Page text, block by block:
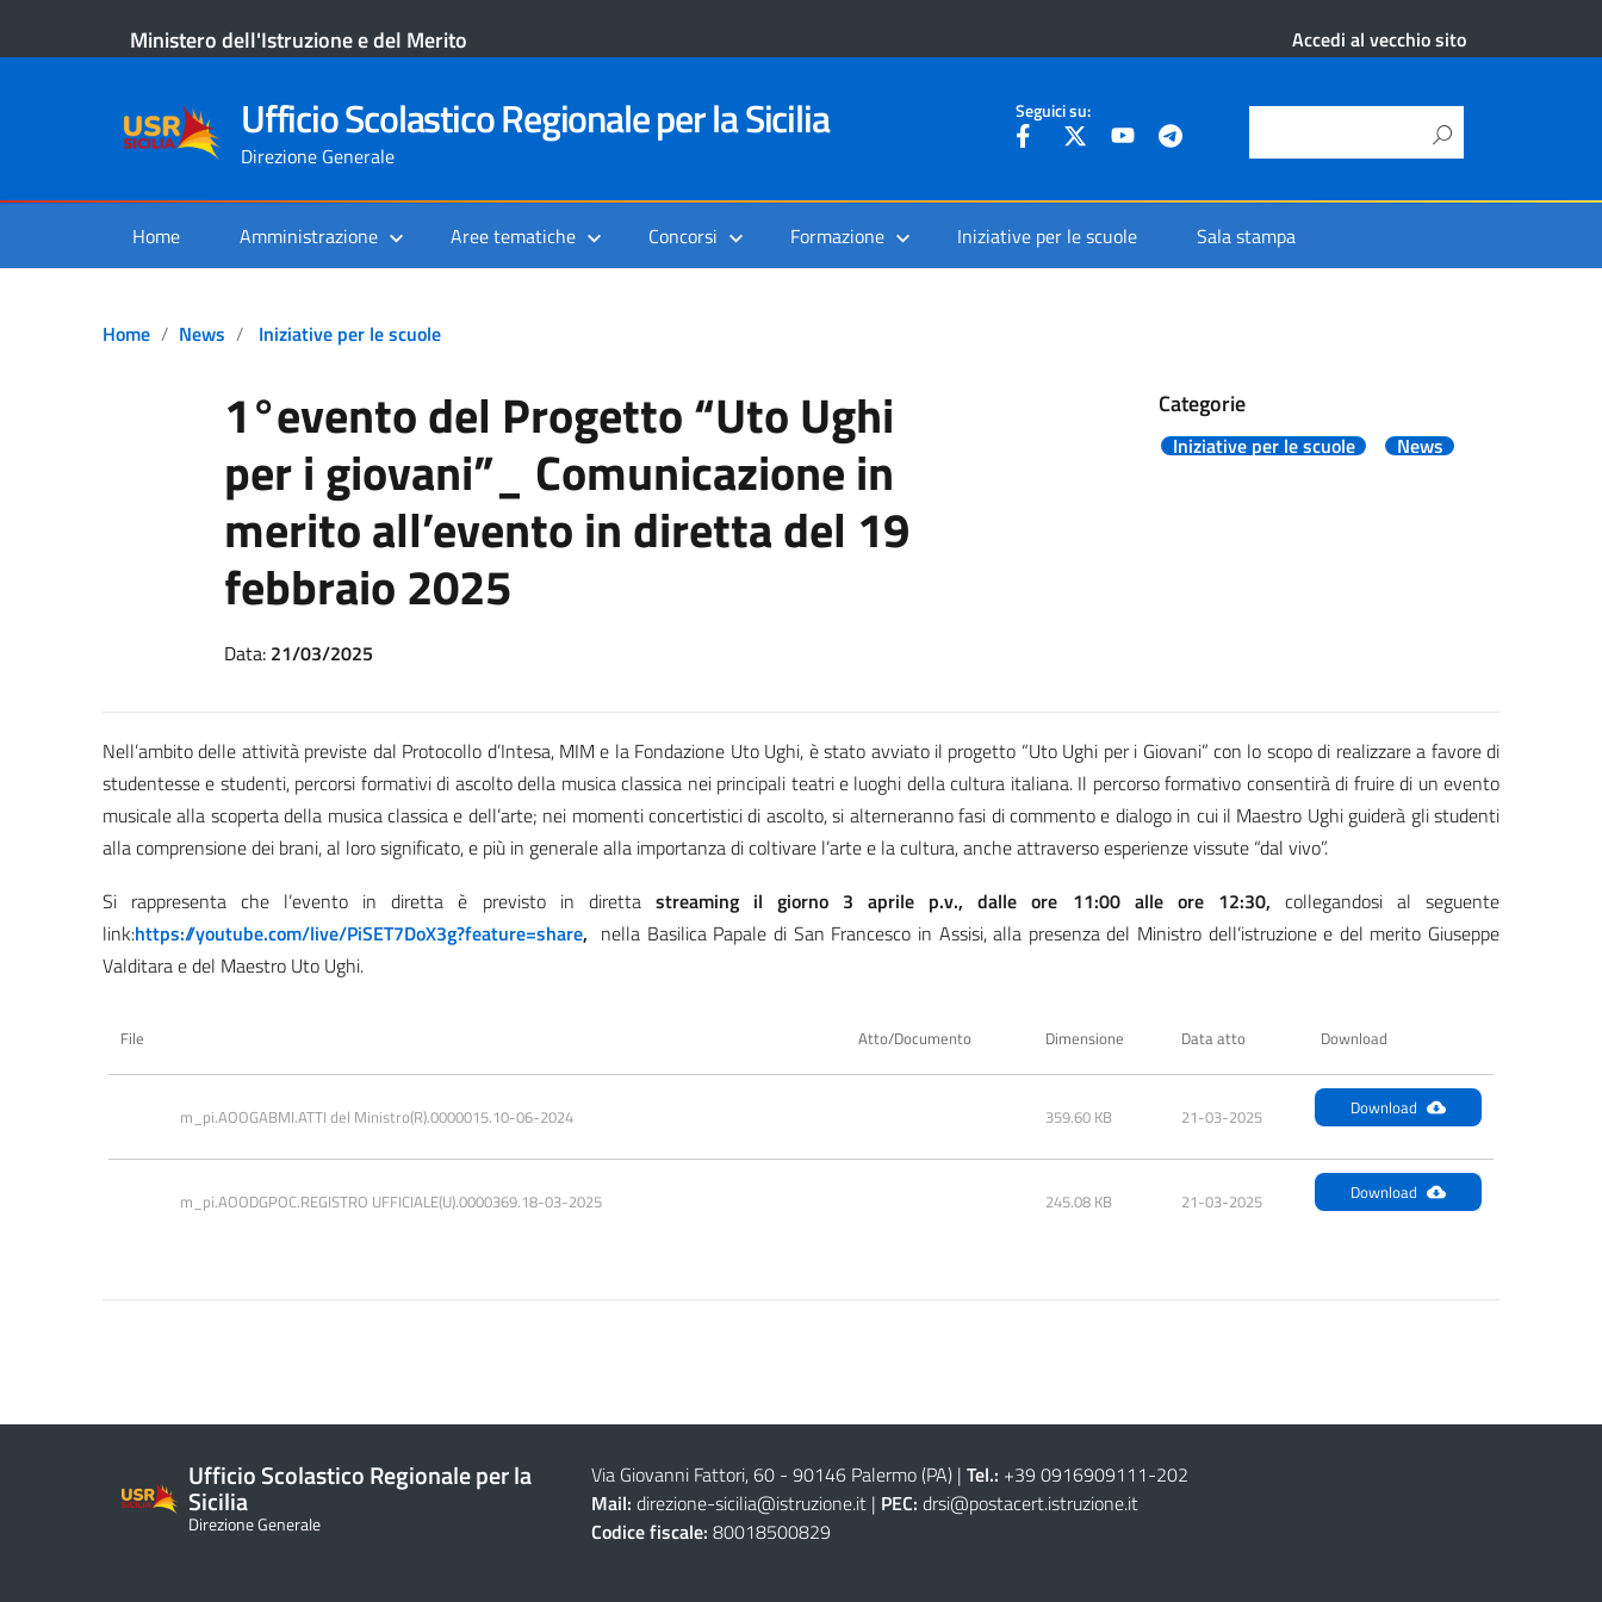
Ministero dell'Istruzione e del Merito Accedi al vecchio sito
Ufficio Scolastico Regionale per la Sicilia
Direzione Generale
Seguici su:
Home Amministrazione Aree tematiche Concorsi Formazione Iniziative per le scuole Sala stampa
Home News Iniziative per le scuole
1°evento del Progetto “Uto Ughi
per i giovani”_ Comunicazione in
merito all’evento in diretta del 19
febbraio 2025
Categorie
Iniziative per le scuole News
Data: 21/03/2025
Nell’ambito delle attività previste dal Protocollo d’Intesa, MIM e la Fondazione Uto Ughi, è stato avviato il progetto “Uto Ughi per i Giovani” con lo scopo di realizzare a favore di
studentesse e studenti, percorsi formativi di ascolto della musica classica nei principali teatri e luoghi della cultura italiana. Il percorso formativo consentirà di fruire di un evento
musicale alla scoperta della musica classica e dell’arte; nei momenti concertistici di ascolto, si alterneranno fasi di commento e dialogo in cui il Maestro Ughi guiderà gli studenti
alla comprensione dei brani, al loro significato, e più in generale alla importanza di coltivare l’arte e la cultura, anche attraverso esperienze vissute “dal vivo”.
Si rappresenta che l’evento in diretta è previsto in diretta streaming il giorno 3 aprile p.v., dalle ore 11:00 alle ore 12:30, collegandosi al seguente
link:https://youtube.com/live/PiSET7DoX3g?feature=share, nella Basilica Papale di San Francesco in Assisi, alla presenza del Ministro dell’istruzione e del merito Giuseppe
Valditara e del Maestro Uto Ughi.
File Atto/Documento Dimensione Data atto Download
m_pi.AOOGABMI.ATTI del Ministro(R).0000015.10-06-2024 359.60 KB 21-03-2025 Download
m_pi.AOODGPOC.REGISTRO UFFICIALE(U).0000369.18-03-2025 245.08 KB 21-03-2025 Download
Ufficio Scolastico Regionale per la
Sicilia
Direzione Generale
Via Giovanni Fattori, 60 - 90146 Palermo (PA)| Tel.: +39 0916909111-202
Mail: direzione-sicilia@istruzione.it| PEC: drsi@postacert.istruzione.it
Codice fiscale: 80018500829